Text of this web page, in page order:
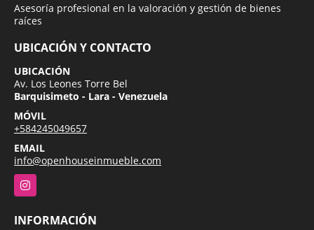
Asesoría profesional en la valoración y gestión de bienes
raíces
UBICACIÓN Y CONTACTO
UBICACIÓN
Av. Los Leones Torre Bel
Barquisimeto - Lara - Venezuela
MÓVIL
+584245049657
EMAIL
info@openhouseinmueble.com
Instagram
INFORMACIÓN